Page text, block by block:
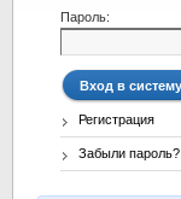
Пароль:
Регистрация
Забыли пароль?